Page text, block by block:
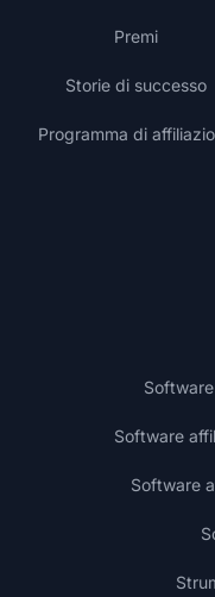
Premi
Storie di successo
Programma di
Software
Software